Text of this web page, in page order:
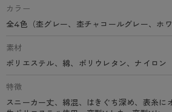
カラー
全4色（杢グレー、杢チャコールグレー、ホワ
素材
ポリエステル、綿、ポリウレタン、ナイロン
特徴
スニーカー丈、綿混、はきぐち深め、表糸に